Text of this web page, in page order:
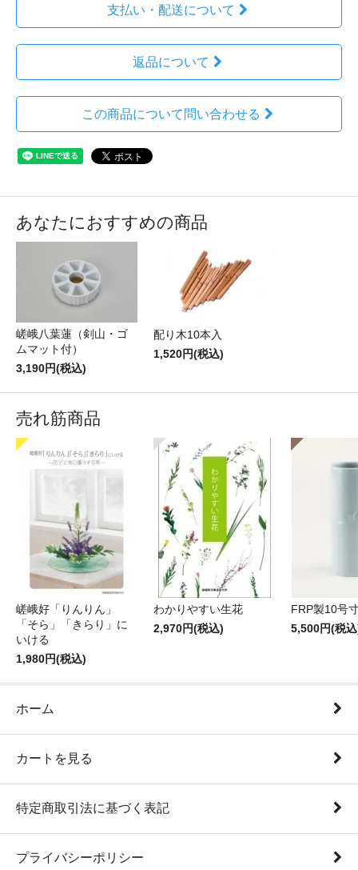
支払い・配送について
返品について
この商品について問い合わせる
あなたにおすすめの商品
嵯峨八葉蓮（剣山・ゴ
ムマット付）
3,190円(税込)
配り木10本入
1,520円(税込)
売れ筋商品
嵯峨好「りんりん」
「そら」「きらり」に
いける
1,980円(税込)
わかりやすい生花
2,970円(税込)
FRP製10号
5,500円(税
ホーム
カートを見る
特定商取引法に基づく表記
プライバシーポリシー